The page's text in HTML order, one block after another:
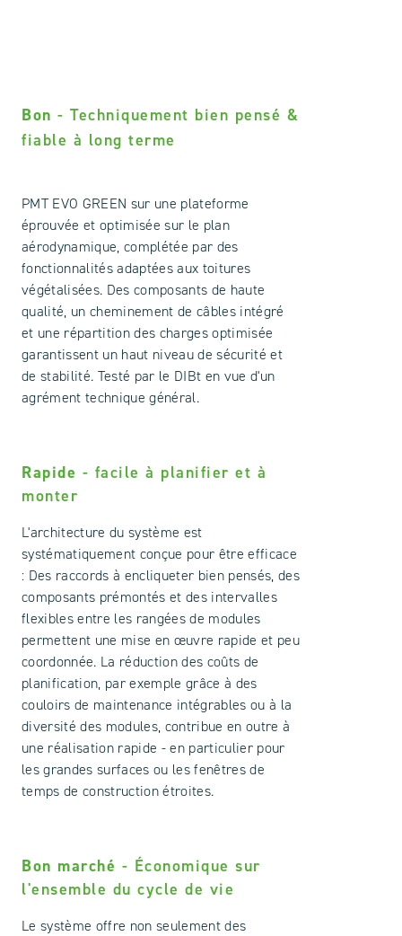
Bon - Techniquement bien pensé &
fiable à long terme
PMT EVO GREEN sur une plateforme
éprouvée et optimisée sur le plan
aérodynamique, complétée par des
fonctionnalités adaptées aux toitures
végétalisées. Des composants de haute
qualité, un cheminement de câbles intégré
et une répartition des charges optimisée
garantissent un haut niveau de sécurité et
de stabilité. Testé par le DIBt en vue d'un
agrément technique général.
Rapide - facile à planifier et à
monter
L'architecture du système est
systématiquement conçue pour être efficace
: Des raccords à encliqueter bien pensés, des
composants prémontés et des intervalles
flexibles entre les rangées de modules
permettent une mise en œuvre rapide et peu
coordonnée. La réduction des coûts de
planification, par exemple grâce à des
couloirs de maintenance intégrables ou à la
diversité des modules, contribue en outre à
une réalisation rapide - en particulier pour
les grandes surfaces ou les fenêtres de
temps de construction étroites.
Bon marché - Économique sur
l'ensemble du cycle de vie
Le système offre non seulement des